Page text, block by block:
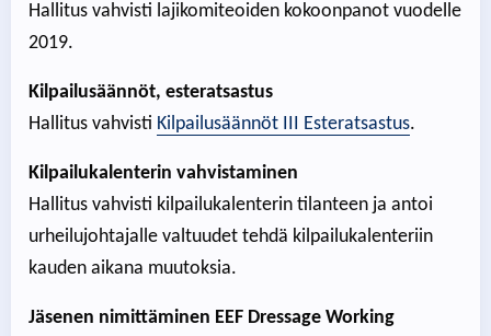
Hallitus vahvisti lajikomiteoiden kokoonpanot vuodelle
2019.
Kilpailusäännöt, esteratsastus
Hallitus vahvisti Kilpailusäännöt III Esteratsastus.
Kilpailukalenterin vahvistaminen
Hallitus vahvisti kilpailukalenterin tilanteen ja antoi
urheilujohtajalle valtuudet tehdä kilpailukalenteriin
kauden aikana muutoksia.
Jäsenen nimittäminen EEF Dressage Working